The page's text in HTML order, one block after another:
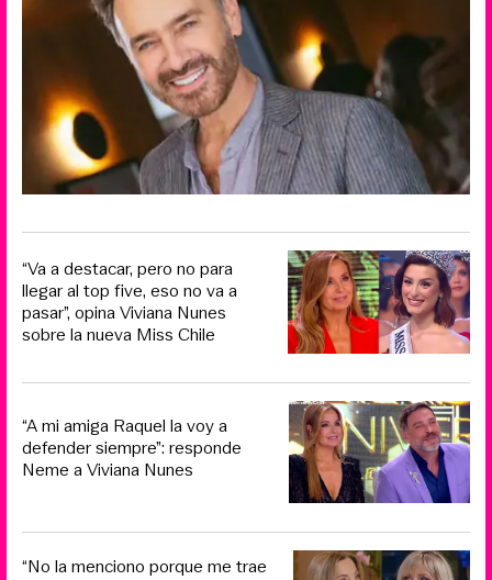
“Va a destacar, pero no para
llegar al top five, eso no va a
pasar”, opina Viviana Nunes
sobre la nueva Miss Chile
“A mi amiga Raquel la voy a
defender siempre”: responde
Neme a Viviana Nunes
“No la menciono porque me trae